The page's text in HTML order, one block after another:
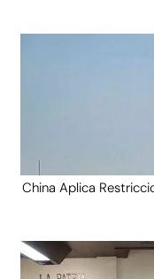
China Aplica